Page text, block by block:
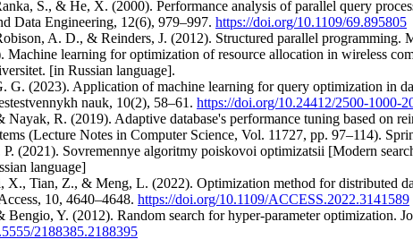
S., & He, X. (2000). Performance analysis of parallel query
Data Engineering, 12(6), 979–997. https://doi.org/10.1109/69.895805
A. D., & Reinders, J. (2012). Structured parallel programming.
Machine learning for optimization of resource allocation in wireless
[in Russian language].
G. (2023). Application of machine learning for query optimization in
nauk, 10(2), 58–61. https://doi.org/10.24412/2500-1000-
Nayak, R. (2019). Adaptive database's performance tuning based on
(Lecture Notes in Computer Science, Vol. 11727, pp. 97–114).
(2021). Sovremennye algoritmy poiskovoi optimizatsii [Modern
language]
X., Tian, Z., & Meng, L. (2022). Optimization method for distributed
10, 4640–4648. https://doi.org/10.1109/ACCESS.2022.3141589
Bengio, Y. (2012). Random search for hyper-parameter optimization.
2188385.2188395